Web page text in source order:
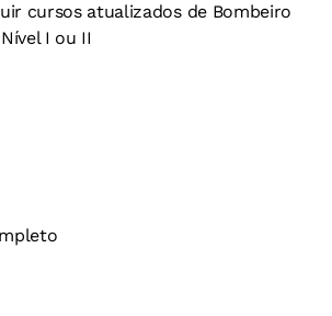
cursos atualizados de Bombeiro
I ou II